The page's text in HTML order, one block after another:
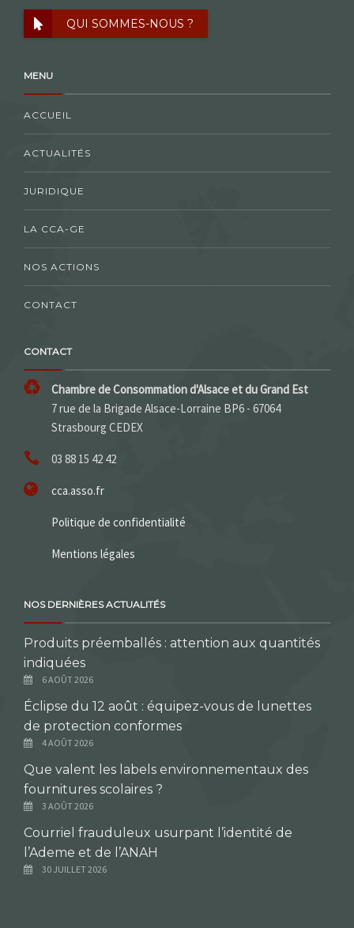
QUI SOMMES-NOUS ?
MENU
ACCUEIL
ACTUALITÉS
JURIDIQUE
LA CCA-GE
NOS ACTIONS
CONTACT
CONTACT
Chambre de Consommation d'Alsace et du Grand Est
7 rue de la Brigade Alsace-Lorraine BP6 - 67064
Strasbourg CEDEX
03 88 15 42 42
cca.asso.fr
Politique de confidentialité
Mentions légales
NOS DERNIÈRES ACTUALITÉS
Produits préemballés : attention aux quantités
indiquées
6 AOÛT 2026
Éclipse du 12 août : équipez-vous de lunettes
de protection conformes
4 AOÛT 2026
Que valent les labels environnementaux des
fournitures scolaires ?
3 AOÛT 2026
Courriel frauduleux usurpant l’identité de
l’Ademe et de l’ANAH
30 JUILLET 2026